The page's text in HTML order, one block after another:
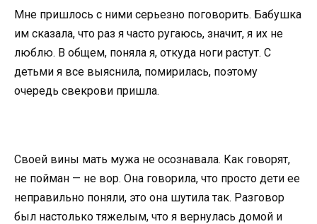
Мне пришлось с ними серьезно поговорить. Бабушка
им сказала, что раз я часто ругаюсь, значит, я их не
люблю. В общем, поняла я, откуда ноги растут. С
детьми я все выяснила, помирилась, поэтому
очередь свекрови пришла.
Своей вины мать мужа не осознавала. Как говорят,
не пойман — не вор. Она говорила, что просто дети ее
неправильно поняли, это она шутила так. Разговор
был настолько тяжелым, что я вернулась домой и